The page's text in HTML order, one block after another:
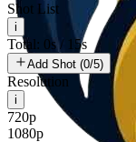
Shot List
i
Total: 0s / 15s
Add Shot (0/5)
Resolution
i
720p
1080p